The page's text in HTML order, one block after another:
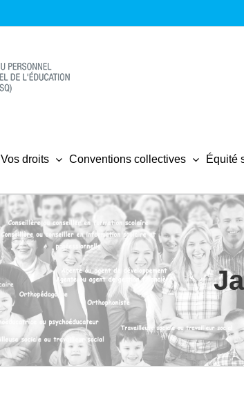
Vos droits Conventions collectives Équité